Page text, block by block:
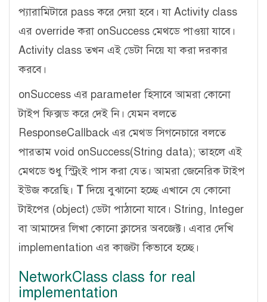
প্যারামিটারে pass করে দেয়া হবে। যা Activity class
এর override করা onSuccess মেথডে পাওয়া যাবে।
Activity class তখন এই ডেটা নিয়ে যা করা দরকার
করবে।
onSuccess এর parameter হিসাবে আমরা কোনো
টাইপ ফিক্সড করে দেই নি। যেমন বলতে
ResponseCallback এর মেথড সিগনেচারে বলতে
পারতাম void onSuccess(String data); তাহলে এই
মেথডে শুধু স্ট্রিংই পাস করা যেত। আমরা জেনেরিক টাইপ
ইউজ করেছি। Tদিয়ে বুঝানো হচ্ছে এখানে যে কোনো
টাইপের (object) ডেটা পাঠানো যাবে। String, Integer
বা আমাদের লিখা কোনো ক্লাসের অবজেক্ট। এবার দেখি
implementation এর কাজটা কিভাবে হচ্ছে।
NetworkClass class for real
implementation